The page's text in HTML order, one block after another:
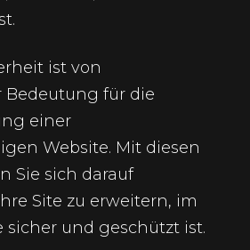
ist von
Bedeutung für die
einer
Website. Mit diesen
Sie sich darauf
Site zu erweitern, im
sicher und geschützt ist.